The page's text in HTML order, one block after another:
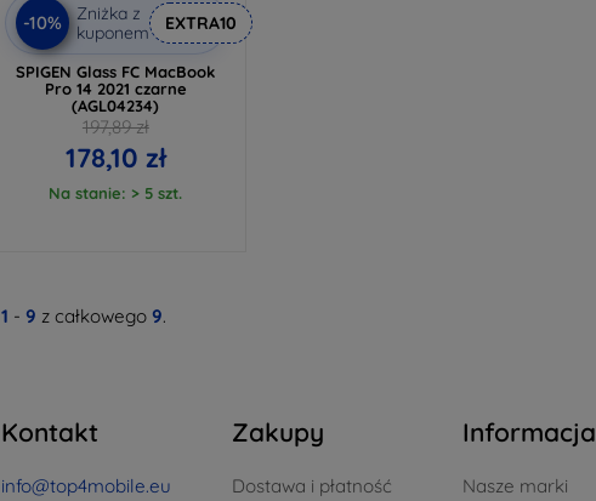
-10%
Zniżka z
kuponem
EXTRA10
SPIGEN Glass FC MacBook
Pro 14 2021 czarne
(AGL04234)
197,89 zł
178,10 zł
Na stanie: > 5 szt.
1 - 9 z całkowego 9.
Kontakt
info@top4mobile.eu
Zakupy
Dostawa i płatność
Informacja
Nasze marki